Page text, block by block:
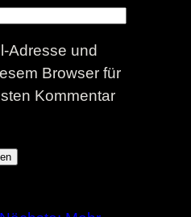
Adresse und
Browser für
Kommentar